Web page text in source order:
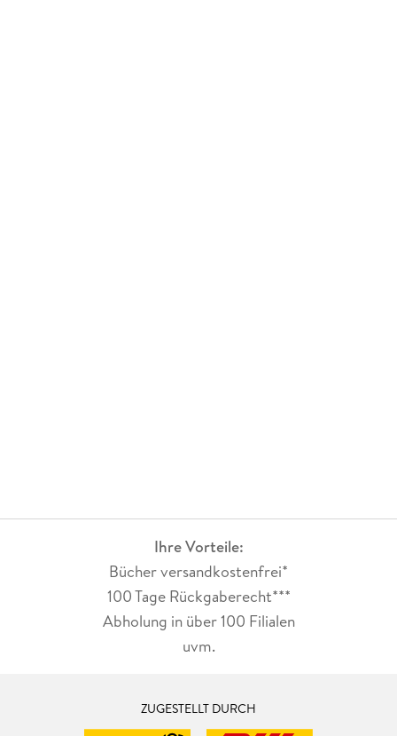
Ihre Vorteile:
Bücher versandkostenfrei*
100 Tage Rückgaberecht***
Abholung in über 100 Filialen
uvm.
ZUGESTELLT DURCH